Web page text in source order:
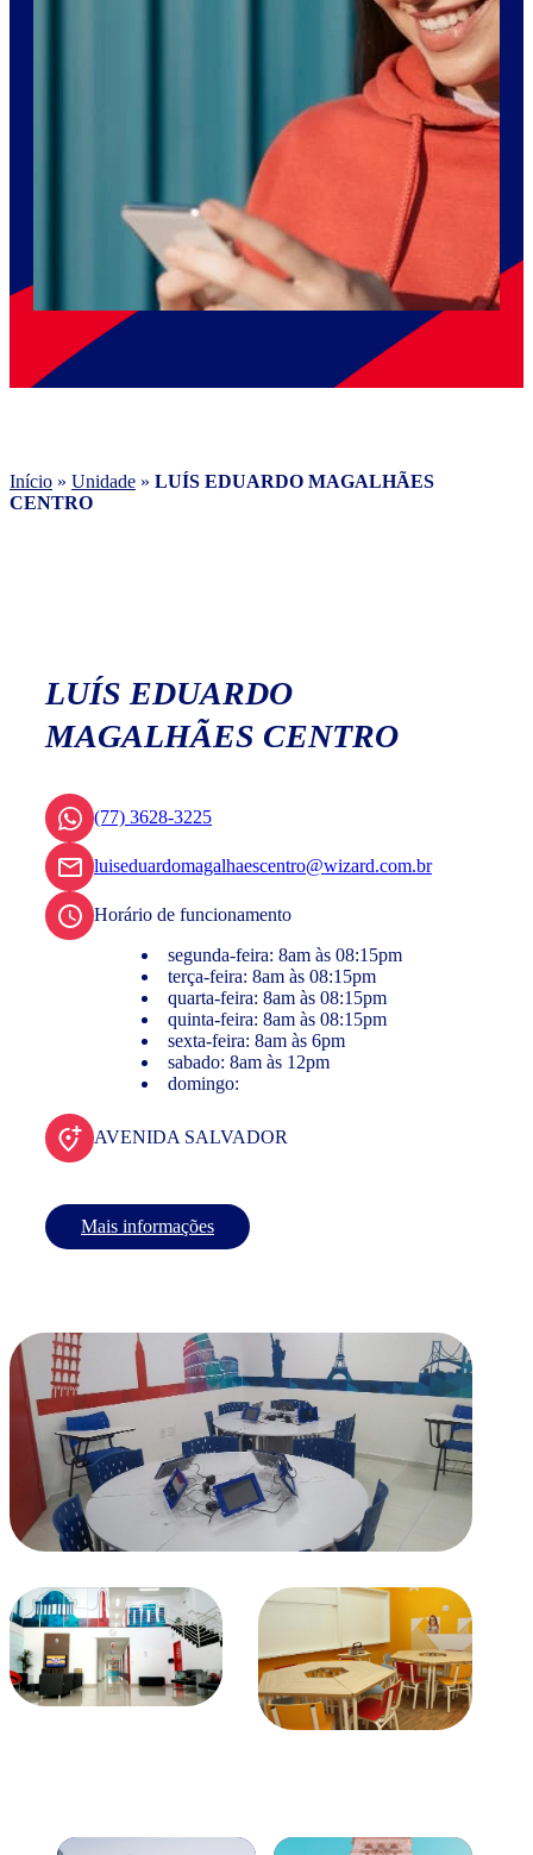
Início » Unidade » LUÍS EDUARDO MAGALHÃES
CENTRO
LUÍS EDUARDO
MAGALHÃES CENTRO
(77) 3628-3225
luiseduardomagalhaescentro@wizard.com.br
Horário de funcionamento
segunda-feira: 8am às 08:15pm
terça-feira: 8am às 08:15pm
quarta-feira: 8am às 08:15pm
quinta-feira: 8am às 08:15pm
sexta-feira: 8am às 6pm
sabado: 8am às 12pm
domingo:
AVENIDA SALVADOR
Mais informações